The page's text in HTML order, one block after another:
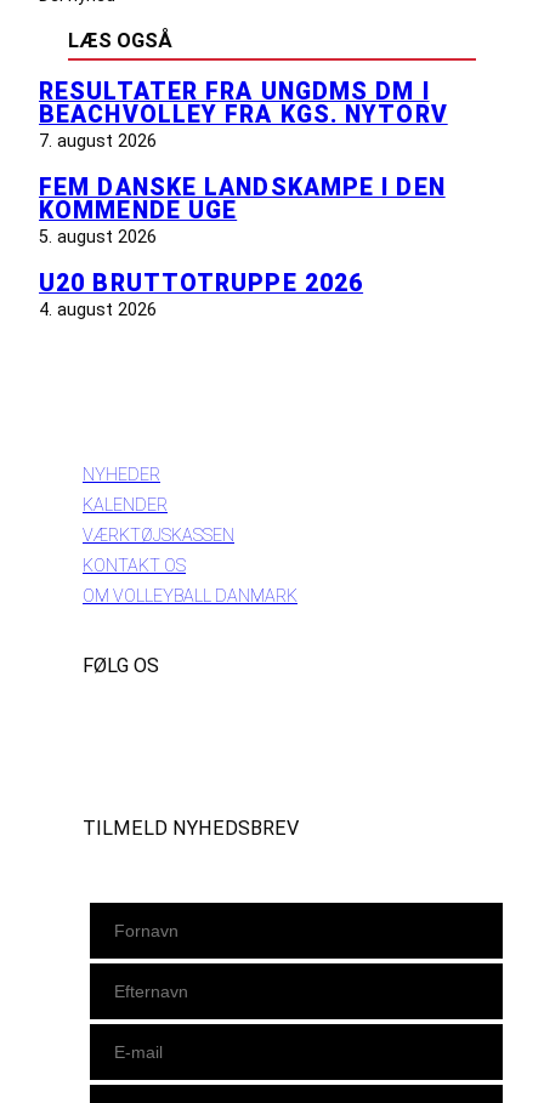
LÆS OGSÅ
RESULTATER FRA UNGDMS DM I
BEACHVOLLEY FRA KGS. NYTORV
7. august 2026
FEM DANSKE LANDSKAMPE I DEN
KOMMENDE UGE
5. august 2026
U20 BRUTTOTRUPPE 2026
4. august 2026
NYHEDER
KALENDER
VÆRKTØJSKASSEN
KONTAKT OS
OM VOLLEYBALL DANMARK
FØLG OS
TILMELD NYHEDSBREV